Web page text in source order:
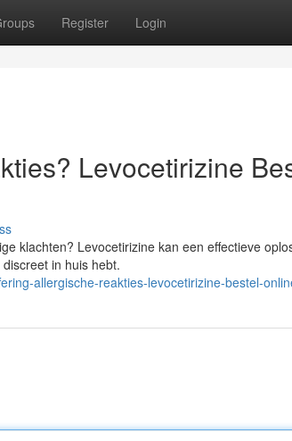
Register Login
Levocetirizine
klachten? Levocetirizine kan een effectieve
in huis hebt.
allergische-reakties-levocetirizine-bestel-